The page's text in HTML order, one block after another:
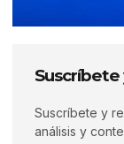
Suscríbete y
análisis y